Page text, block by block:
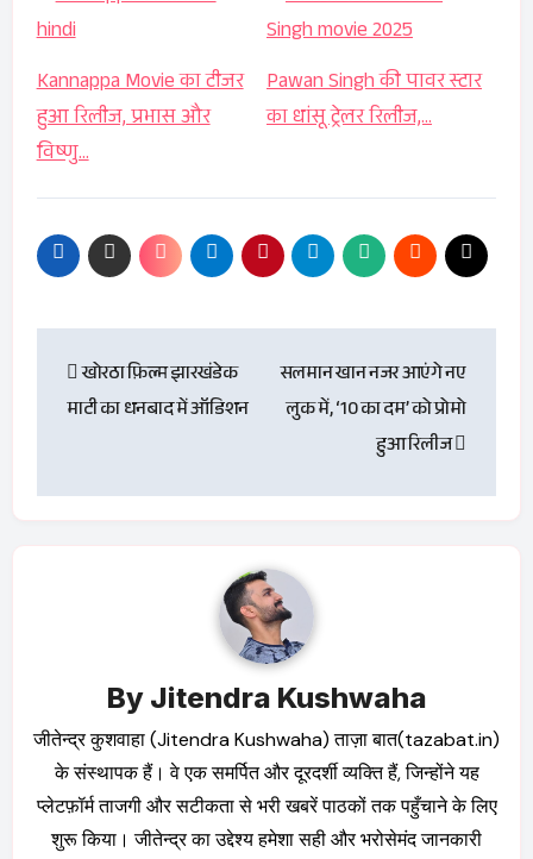
Kannappa Movie का टीजर
हुआ रिलीज, प्रभास और
विष्णु…
Pawan Singh की पावर स्टार
का धांसू ट्रेलर रिलीज,…
Post
navigation
खोरठा फ़िल्म झारखंडेक
माटी का धनबाद में ऑडिशन
सलमान खान नजर आएंगे नए
लुक में, ‘10 का दम’ को प्रोमो
हुआ रिलीज
By Jitendra Kushwaha
जीतेन्द्र कुशवाहा (Jitendra Kushwaha) ताज़ा बात(tazabat.in)
के संस्थापक हैं। वे एक समर्पित और दूरदर्शी व्यक्ति हैं, जिन्होंने यह
प्लेटफ़ॉर्म ताजगी और सटीकता से भरी खबरें पाठकों तक पहुँचाने के लिए
शुरू किया। जीतेन्द्र का उद्देश्य हमेशा सही और भरोसेमंद जानकारी